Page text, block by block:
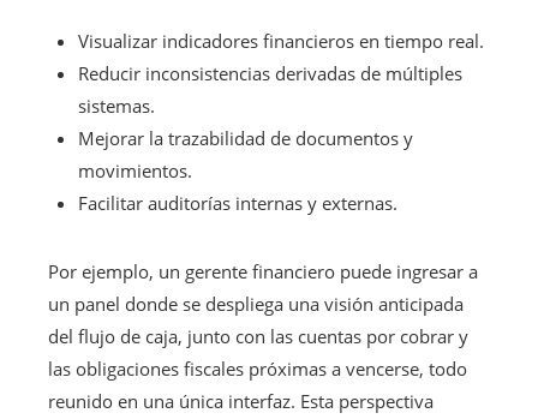
Visualizar indicadores financieros en tiempo real.
Reducir inconsistencias derivadas de múltiples
sistemas.
Mejorar la trazabilidad de documentos y
movimientos.
Facilitar auditorías internas y externas.
Por ejemplo, un gerente financiero puede ingresar a
un panel donde se despliega una visión anticipada
del flujo de caja, junto con las cuentas por cobrar y
las obligaciones fiscales próximas a vencerse, todo
reunido en una única interfaz. Esta perspectiva